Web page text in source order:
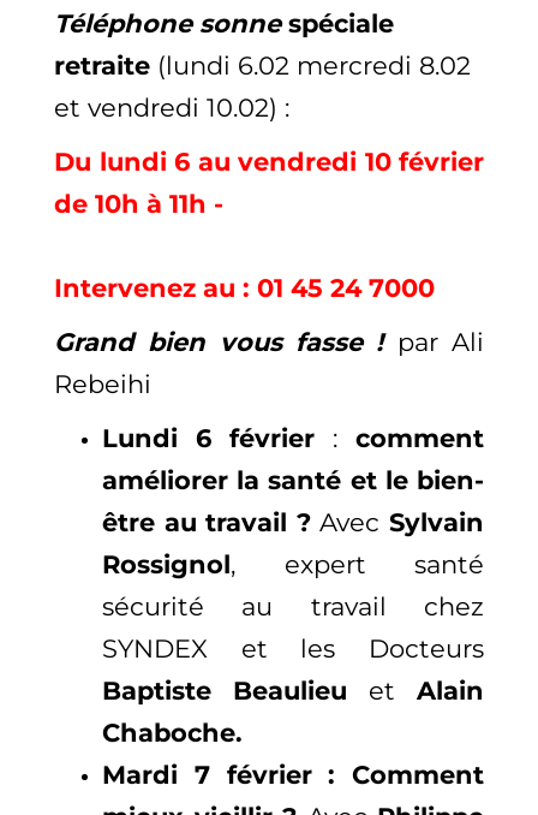
Téléphone sonnespéciale
retraite (lundi 6.02 mercredi 8.02
et vendredi 10.02) :
Du lundi 6 au vendredi 10 février
de 10h à 11h -
Intervenez au : 01 45 24 7000
Grand bien vous fasse ! par Ali
Rebeihi
Lundi 6 février : comment
améliorer la santé et le bien-
être au travail ?AvecSylvain
Rossignol, expert santé
sécurité au travail chez
SYNDEX et les Docteurs
Baptiste Beaulieu et Alain
Chaboche.
Mardi 7 février : Comment